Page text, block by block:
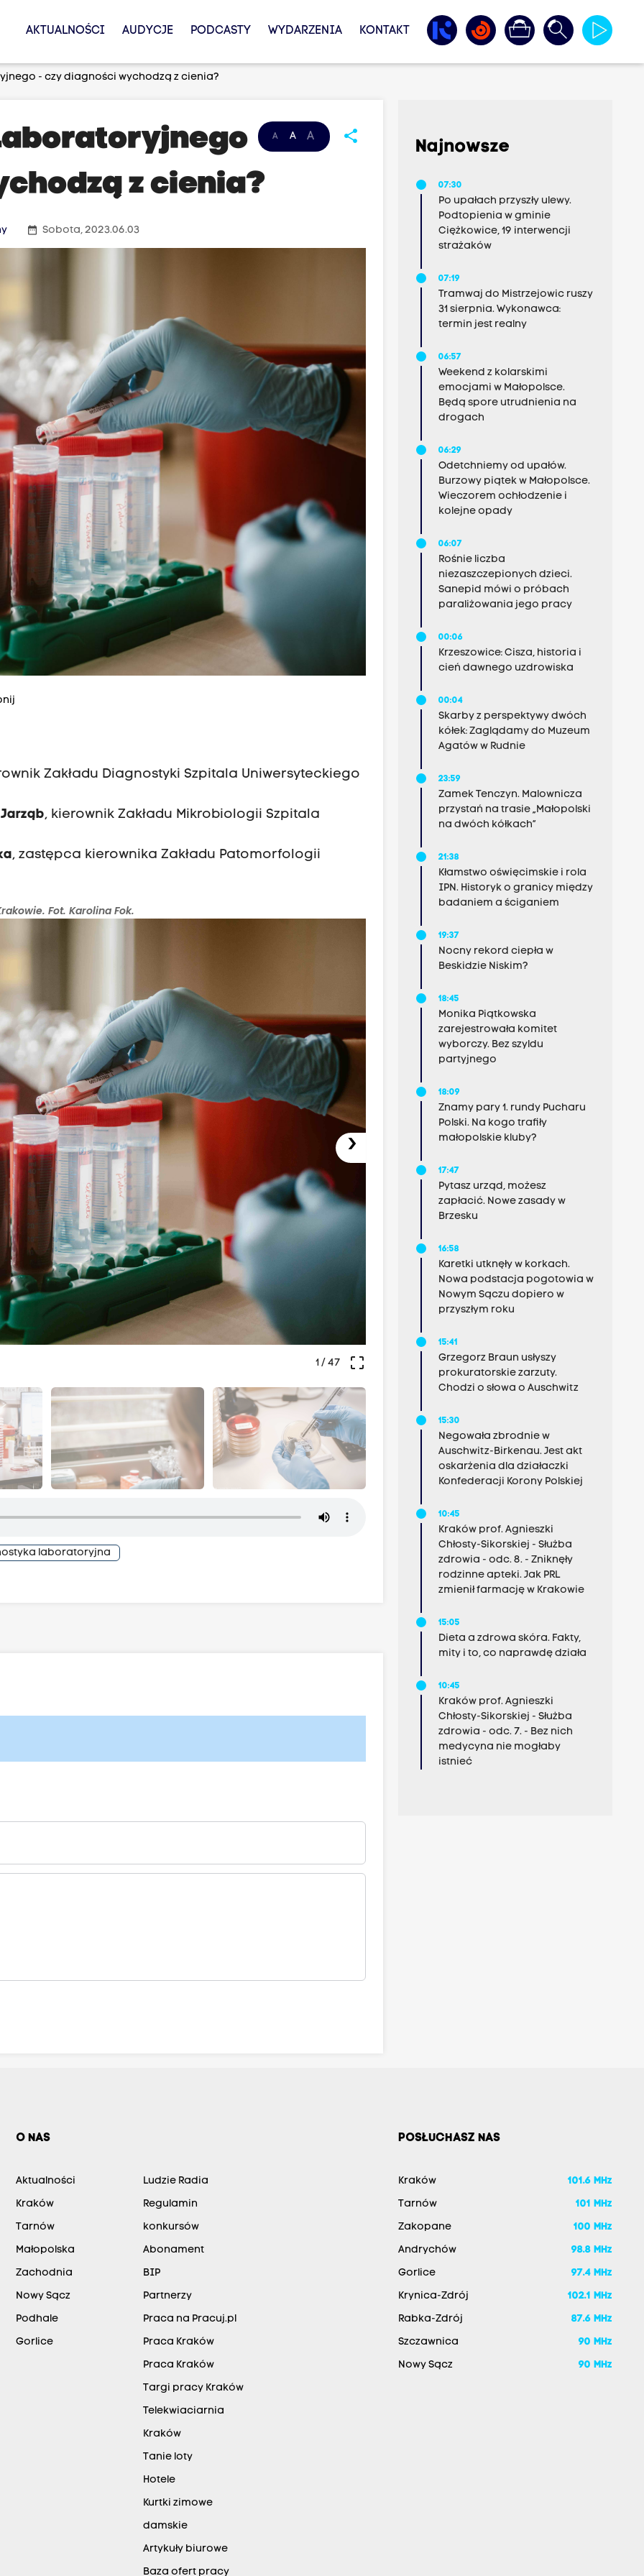
AKTUALNOŚCI AUDYCJE PODCASTY WYDARZENIA KONTAKT
- czy diagności wychodzą z cienia?
A A A share
z cienia?
date_range Sobota, 2023.06.03
Zakładu Diagnostyki Szpitala Uniwersyteckiego
, kierownik Zakładu Mikrobiologii Szpitala
, zastępca kierownika Zakładu Patomorfologii
Fot. Karolina Fok.
›
crop_free
1 / 47
laboratoryjna
Najnowsze
07:30
Po upałach przyszły ulewy.
Podtopienia w gminie
Ciężkowice, 19 interwencji
strażaków
07:19
Tramwaj do Mistrzejowic ruszy
31 sierpnia. Wykonawca:
termin jest realny
06:57
Weekend z kolarskimi
emocjami w Małopolsce.
Będą spore utrudnienia na
drogach
06:29
Odetchniemy od upałów.
Burzowy piątek w Małopolsce.
Wieczorem ochłodzenie i
kolejne opady
06:07
Rośnie liczba
niezaszczepionych dzieci.
Sanepid mówi o próbach
paraliżowania jego pracy
00:06
Krzeszowice: Cisza, historia i
cień dawnego uzdrowiska
00:04
Skarby z perspektywy dwóch
kółek: Zaglądamy do Muzeum
Agatów w Rudnie
23:59
Zamek Tenczyn. Malownicza
przystań na trasie „Małopolski
na dwóch kółkach”
21:38
Kłamstwo oświęcimskie i rola
IPN. Historyk o granicy między
badaniem a ściganiem
19:37
Nocny rekord ciepła w
Beskidzie Niskim?
18:45
Monika Piątkowska
zarejestrowała komitet
wyborczy. Bez szyldu
partyjnego
18:09
Znamy pary 1. rundy Pucharu
Polski. Na kogo trafiły
małopolskie kluby?
17:47
Pytasz urząd, możesz
zapłacić. Nowe zasady w
Brzesku
16:58
Karetki utknęły w korkach.
Nowa podstacja pogotowia w
Nowym Sączu dopiero w
przyszłym roku
15:41
Grzegorz Braun usłyszy
prokuratorskie zarzuty.
Chodzi o słowa o Auschwitz
15:30
Negowała zbrodnie w
Auschwitz-Birkenau. Jest akt
oskarżenia dla działaczki
Konfederacji Korony Polskiej
10:45
Kraków prof. Agnieszki
Chłosty-Sikorskiej - Służba
zdrowia - odc. 8. - Zniknęły
rodzinne apteki. Jak PRL
zmienił farmację w Krakowie
15:05
Dieta a zdrowa skóra. Fakty,
mity i to, co naprawdę działa
10:45
Kraków prof. Agnieszki
Chłosty-Sikorskiej - Służba
zdrowia - odc. 7. - Bez nich
medycyna nie mogłaby
istnieć
O NAS
Aktualności
Kraków
Tarnów
Małopolska
Zachodnia
Nowy Sącz
Podhale
Gorlice
Ludzie Radia
Regulamin
konkursów
Abonament
BIP
Partnerzy
Praca na Pracuj.pl
Praca Kraków
Praca Kraków
Targi pracy Kraków
Telekwiaciarnia
Kraków
Tanie loty
Hotele
Kurtki zimowe
damskie
Artykuły biurowe
Baza ofert pracy
POSŁUCHASZ NAS
Kraków 101.6 MHz
Tarnów 101 MHz
Zakopane 100 MHz
Andrychów 98.8 MHz
Gorlice 97.4 MHz
Krynica-Zdrój 102.1 MHz
Rabka-Zdrój 87.6 MHz
Szczawnica 90 MHz
Nowy Sącz 90 MHz